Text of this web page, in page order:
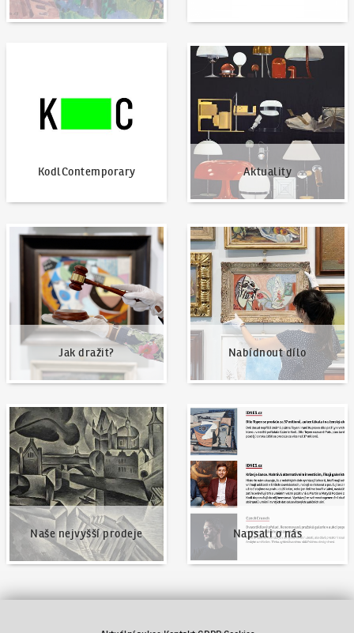
KodlContemporary Aktuality
Aktuality
Jak dražit?
Jak dražit?
Nabídnout dílo
Nabídnout dílo
Naše nejvyšší prodeje
Naše nejvyšší prodeje
Napsali o nás
Napsali o nás